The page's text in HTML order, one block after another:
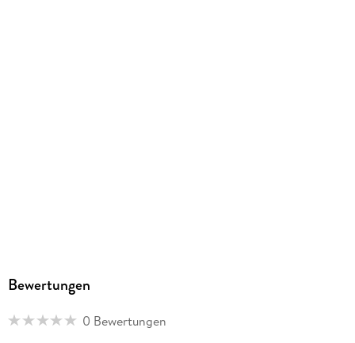
Bewertungen
0 Bewertungen